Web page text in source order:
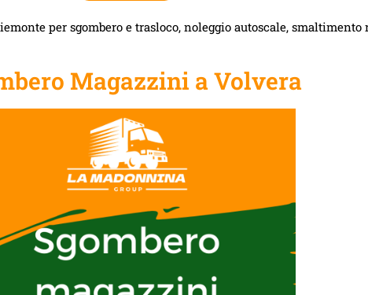
per sgombero e trasloco, noleggio autoscale,
Magazzini a Volvera